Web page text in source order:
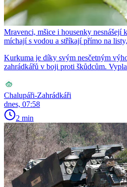
Mravenci, mšice i housenky nesnášejí
míchají s vodou a stříkají přímo na
Kurkuma je díky svým nesčetným
zahrádkářů v boji proti škůdcům.
Chalupáři-Zahrádkáři
dnes, 07:58
2 min